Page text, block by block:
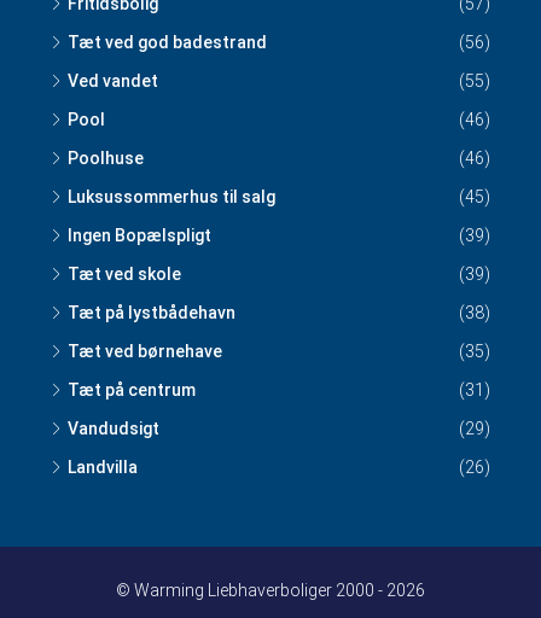
Tæt ved god badestrand
(56)
Ved vandet
(55)
Pool
(46)
Poolhuse
(46)
Luksussommerhus til salg
(45)
Ingen Bopælspligt
(39)
Tæt ved skole
(39)
Tæt på lystbådehavn
(38)
Tæt ved børnehave
(35)
Tæt på centrum
(31)
Vandudsigt
(29)
Landvilla
(26)
© Warming Liebhaverboliger 2000 - 2026